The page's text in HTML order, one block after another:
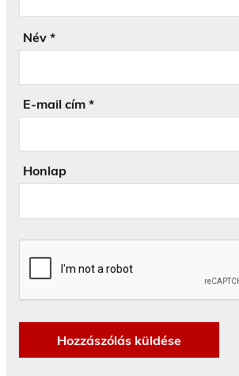
Név *
E-mail cím *
Honlap